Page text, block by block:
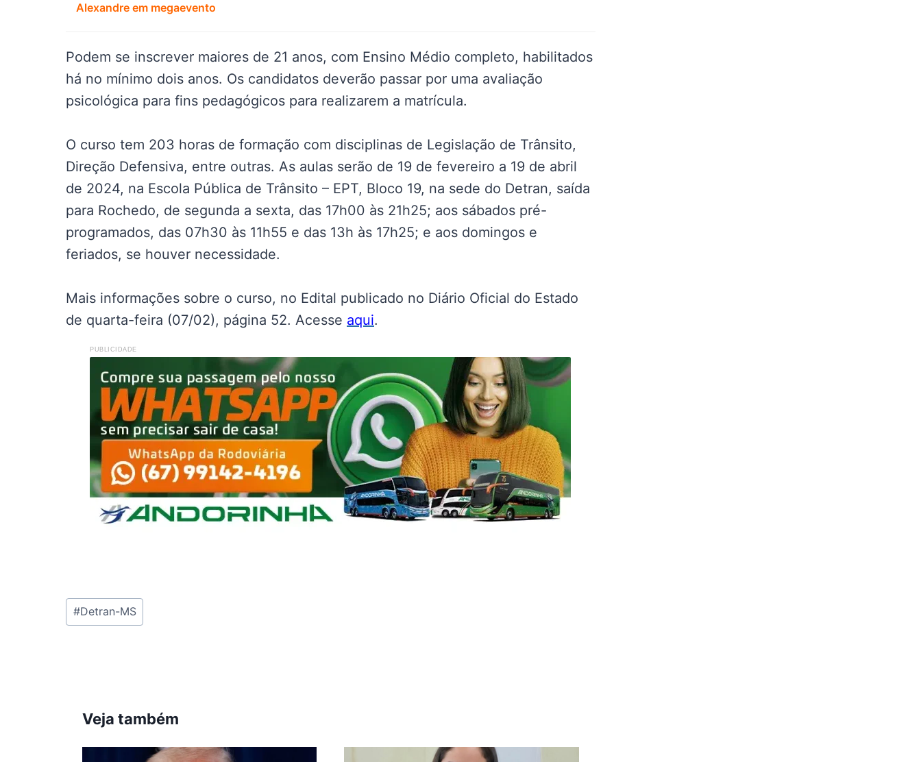
Alexandre em megaevento
Podem se inscrever maiores de 21 anos, com Ensino Médio completo, habilitados
há no mínimo dois anos. Os candidatos deverão passar por uma avaliação
psicológica para fins pedagógicos para realizarem a matrícula.
O curso tem 203 horas de formação com disciplinas de Legislação de Trânsito,
Direção Defensiva, entre outras. As aulas serão de 19 de fevereiro a 19 de abril
de 2024, na Escola Pública de Trânsito – EPT, Bloco 19, na sede do Detran, saída
para Rochedo, de segunda a sexta, das 17h00 às 21h25; aos sábados pré-
programados, das 07h30 às 11h55 e das 13h às 17h25; e aos domingos e
feriados, se houver necessidade.
Mais informações sobre o curso, no Edital publicado no Diário Oficial do Estado
de quarta-feira (07/02), página 52. Acesse aqui.
PUBLICIDADE
Tags
do
#Detran-MS
Veja também